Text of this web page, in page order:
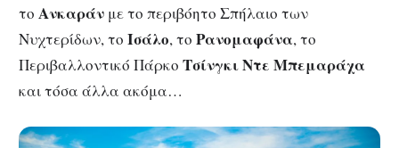
το Ανκαράν με το περιβόητο Σπήλαιο των
Νυχτερίδων, το Ισάλο, το Ρανομαφάνα, το
Περιβαλλοντικό Πάρκο Τσίνγκι Ντε Μπεμαράχα
και τόσα άλλα ακόμα…